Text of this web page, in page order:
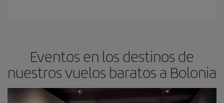
Eventos en los destinos de
nuestros vuelos baratos a Bolonia